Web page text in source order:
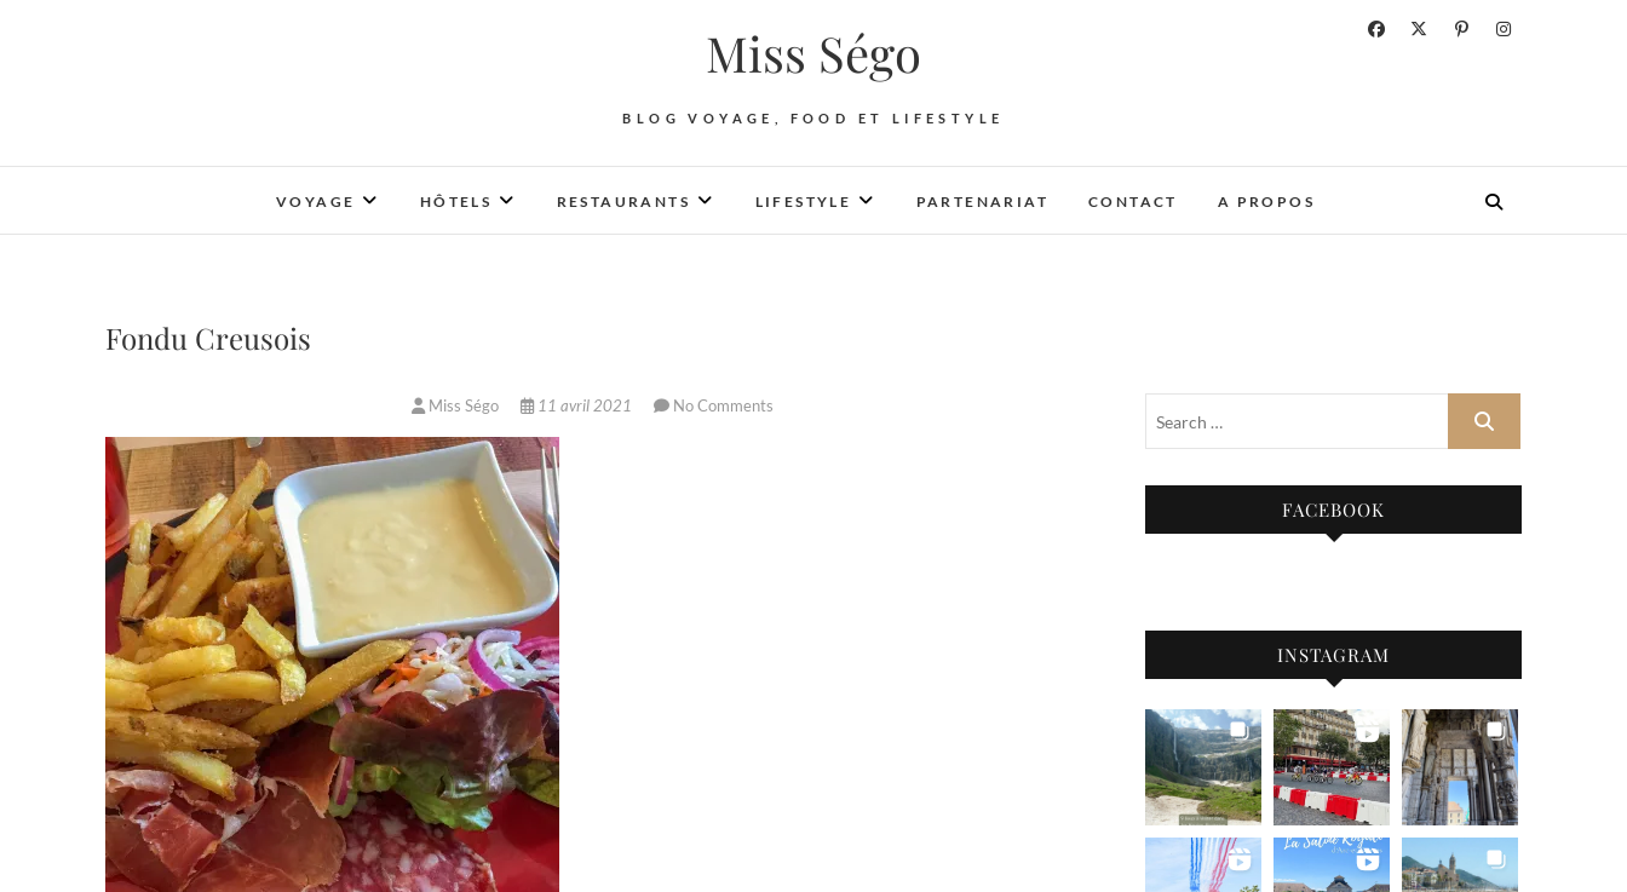
Miss Ségo
BLOG VOYAGE, FOOD ET LIFESTYLE
VOYAGE HÔTELS RESTAURANTS LIFESTYLE PARTENARIAT CONTACT A PROPOS
Fondu Creusois
Miss Ségo 11 avril 2021 No Comments
FACEBOOK
INSTAGRAM